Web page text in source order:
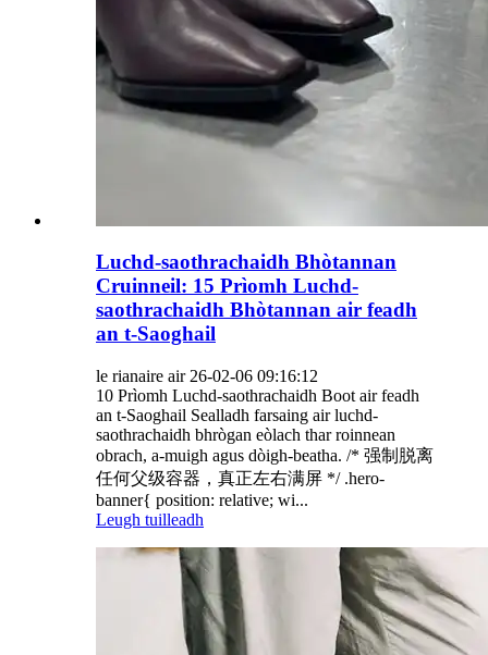
Luchd-saothrachaidh Bhòtannan
Cruinneil: 15 Prìomh Luchd-
saothrachaidh Bhòtannan air feadh
an t-Saoghail
le rianaire air 26-02-06 09:16:12
10 Prìomh Luchd-saothrachaidh Boot air feadh
an t-Saoghail Sealladh farsaing air luchd-
saothrachaidh bhrògan eòlach thar roinnean
obrach, a-muigh agus dòigh-beatha. /* 强制脱离
任何父级容器，真正左右满屏 */ .hero-
banner{ position: relative; wi...
Leugh tuilleadh